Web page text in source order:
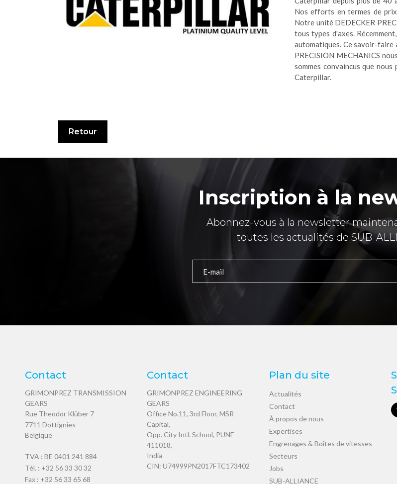
Nos efforts en termes de
Notre unité DEDECKER
tous types d'axes.
automatiques. Ce savoir-faire
PRECISION MECHANICS
sommes convaincus que
Caterpillar.
Retour
Inscription à la
Abonnez-vous à la newsletter
toutes les actualités de SUB-
Contact
GRIMONPREZ TRANSMISSION
GEARS
Rue Theodor Klüber 7
7711 Dottignies
Belgique
TVA : BE 0401 241 884
Tél. : +32 56 33 30 32
Fax : +32 56 33 65 68
Contact
GRIMONPREZ ENGINEERING
GEARS
Office No.11, 3rd Floor, MSR
Capital,
Opp. City Intl. School, PUNE
411018,
India
CIN: U74999PN2017FTC173402
Plan du site
Actualités
Contact
À propos de nous
Expertises
Engrenages & Boîtes de vitesses
Secteurs
Jobs
SUB-ALLIANCE